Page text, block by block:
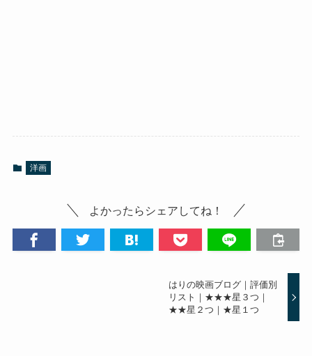
洋画
よかったらシェアしてね！
はりの映画ブログ｜評価別
リスト｜★★★星３つ｜
★★星２つ｜★星１つ